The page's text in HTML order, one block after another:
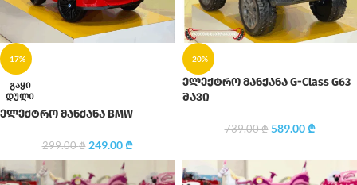
-17%
ᲒᲐᲧᲘ
ᲓᲣᲚᲘ
ელექტრო მანქანა BMW
299.00₾ 249.00₾
-20%
ელექტრო მანქანა G-Class G63
შავი
739.00₾ 589.00₾